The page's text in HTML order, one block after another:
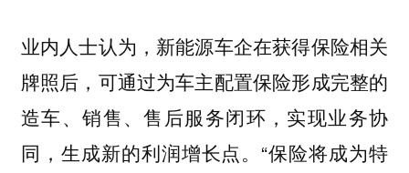
业内人士认为，新能源车企在获得保险相关
牌照后，可通过为车主配置保险形成完整的
造车、销售、售后服务闭环，实现业务协
同，生成新的利润增长点。“保险将成为特